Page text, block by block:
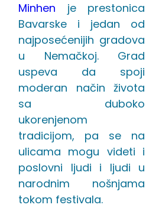
Minhen je prestonica
Bavarske i jedan od
najposećenijih gradova
u Nemačkoj. Grad
uspeva da spoji
moderan način života
sa duboko
ukorenjenom
tradicijom, pa se na
ulicama mogu videti i
poslovni ljudi i ljudi u
narodnim nošnjama
tokom festivala.